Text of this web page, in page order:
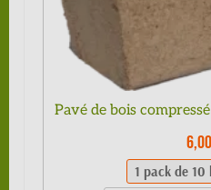
Pavé de bois
1 pack de 10